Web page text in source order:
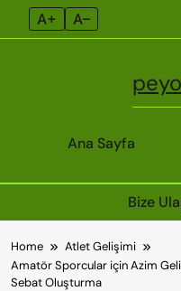
A+ A–
Ana Sayfa
Bize
to
content
Home
Atlet Gelişimi
Amatör Sporcular için Azim
Sebat Oluşturma